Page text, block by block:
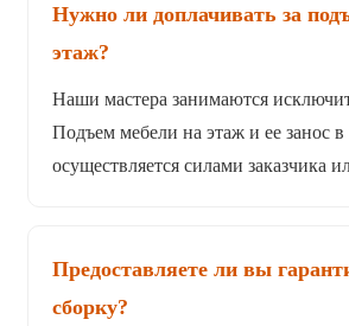
Нужно ли доплачивать за
этаж?
Наши мастера занимаются
Подъем мебели на этаж и ее занос в
осуществляется силами заказчика
Предоставляете ли вы
сборку?